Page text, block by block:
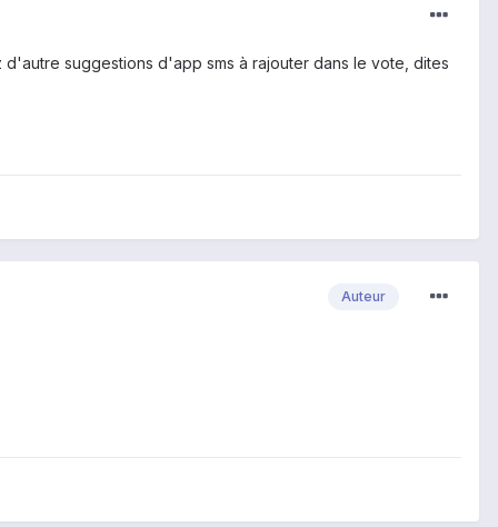
suggestions d'app sms à rajouter dans le vote, dites
Auteur